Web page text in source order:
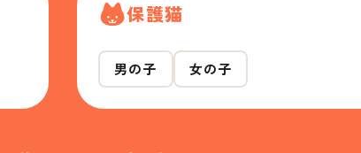
保護猫
男の子 女の子